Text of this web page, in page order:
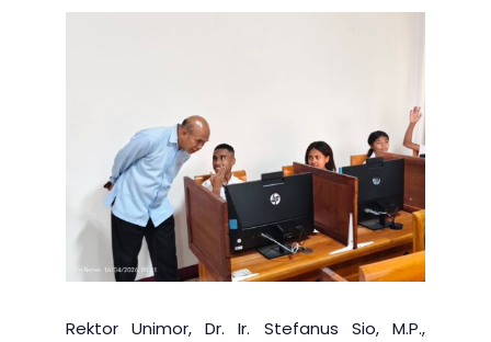
Rektor Unimor, Dr. Ir. Stefanus Sio, M.P.,